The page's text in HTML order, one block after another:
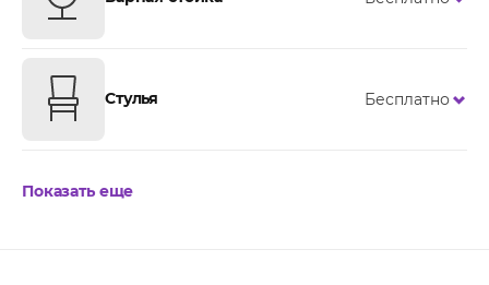
Стулья Бесплатно
Показать еще